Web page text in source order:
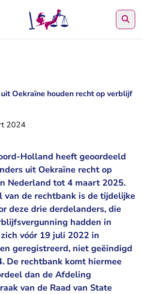
Oekraïne houden recht op verblijf
2024
Holland heeft geoordeeld
uit Oekraïne recht op
Nederland tot 4 maart 2025.
van de rechtbank is de tijdelijke
deze drie derdelanders, die
hadden in
vóór 19 juli 2022 in
geregistreerd, niet geëindigd
De rechtbank komt hiermee
dan de Afdeling
van de Raad van State